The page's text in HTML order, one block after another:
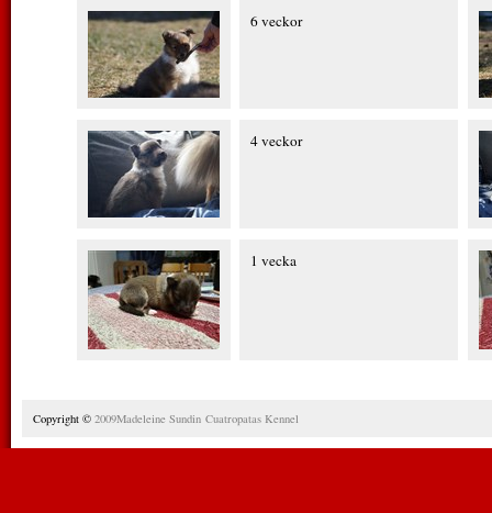
6 veckor
4 veckor
1 vecka
Copyright © 2009Madeleine Sundin Cuatropatas Kennel